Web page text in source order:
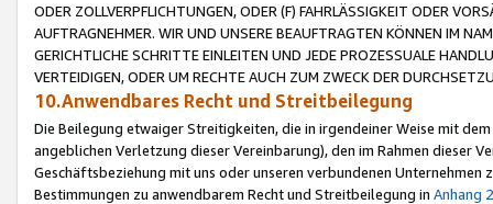
ODER ZOLLVERPFLICHTUNGEN, ODER (F) FAHRLÄSSIGKEIT ODER
AUFTRAGNEHMER. WIR UND UNSERE BEAUFTRAGTEN KÖNNEN IM
GERICHTLICHE SCHRITTE EINLEITEN UND JEDE PROZESSUALE
VERTEIDIGEN, ODER UM RECHTE AUCH ZUM ZWECK DER
10.Anwendbares Recht und Streitbeilegung
Die Beilegung etwaiger Streitigkeiten, die in irgendeiner Weise mit
angeblichen Verletzung dieser Vereinbarung), den im Rahmen dieser
Geschäftsbeziehung mit uns oder unseren verbundenen
Bestimmungen zu anwendbarem Recht und Streitbeilegung in Anhang 2